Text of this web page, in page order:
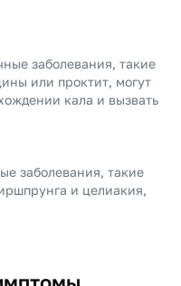
заболевания, такие
или проктит, могут
кала и вызвать
заболевания, такие
и целиакия,